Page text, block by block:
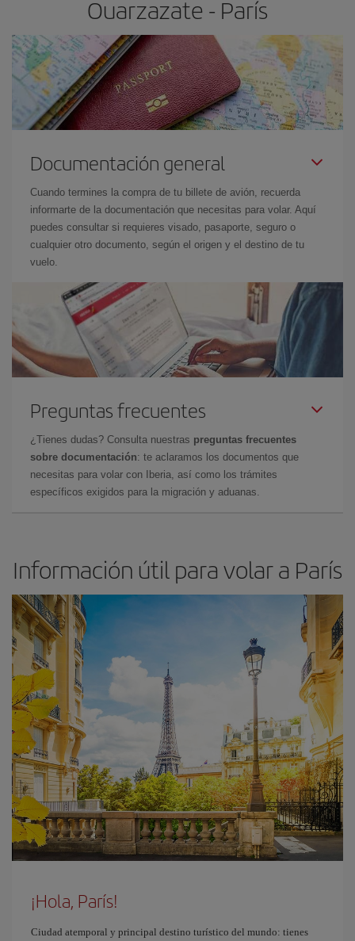
Ouarzazate - París
Documentación general
Cuando termines la compra de tu billete de avión, recuerda
informarte de la documentación que necesitas para volar. Aquí
puedes consultar si requieres visado, pasaporte, seguro o
cualquier otro documento, según el origen y el destino de tu
vuelo.
Preguntas frecuentes
¿Tienes dudas? Consulta nuestras preguntas frecuentes
sobre documentación: te aclaramos los documentos que
necesitas para volar con Iberia, así como los trámites
específicos exigidos para la migración y aduanas.
Información útil para volar a París
¡Hola, París!
Ciudad atemporal y principal destino turístico del mundo: tienes